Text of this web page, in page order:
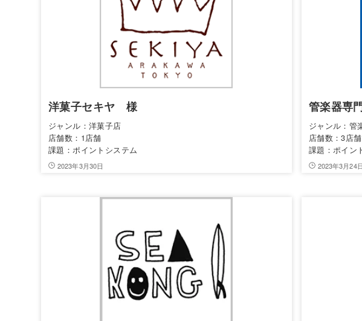
洋菓子セキヤ 様
ジャンル：洋菓子店
店舗数：1店舗
課題：ポイントシステム
2023年3月30日
管楽器専
ジャンル：管
店舗数：3店舗
課題：ポイン
2023年3月24日